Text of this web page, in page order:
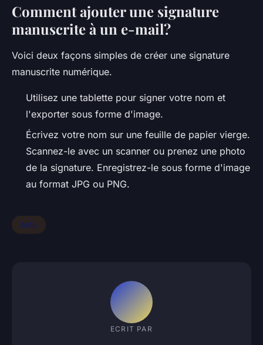
Comment ajouter une signature
manuscrite à un e-mail?
Voici deux façons simples de créer une signature
manuscrite numérique.
Utilisez une tablette pour signer votre nom et
l'exporter sous forme d'image.
Écrivez votre nom sur une feuille de papier vierge.
Scannez-le avec un scanner ou prenez une photo
de la signature. Enregistrez-le sous forme d'image
au format JPG ou PNG.
Actu
ECRIT PAR